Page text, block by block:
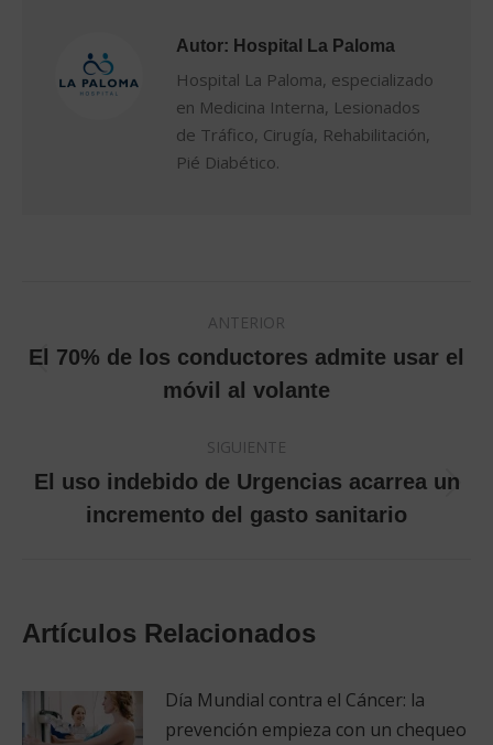
Autor: Hospital La Paloma
Hospital La Paloma, especializado
en Medicina Interna, Lesionados
de Tráfico, Cirugía, Rehabilitación,
Pié Diabético.
entre
publicaciones
ANTERIOR
Publicación
anterior:
El 70% de los conductores admite usar el
móvil al volante
SIGUIENTE
Publicación
siguiente:
El uso indebido de Urgencias acarrea un
incremento del gasto sanitario
Artículos Relacionados
Día Mundial contra el Cáncer: la
prevención empieza con un chequeo